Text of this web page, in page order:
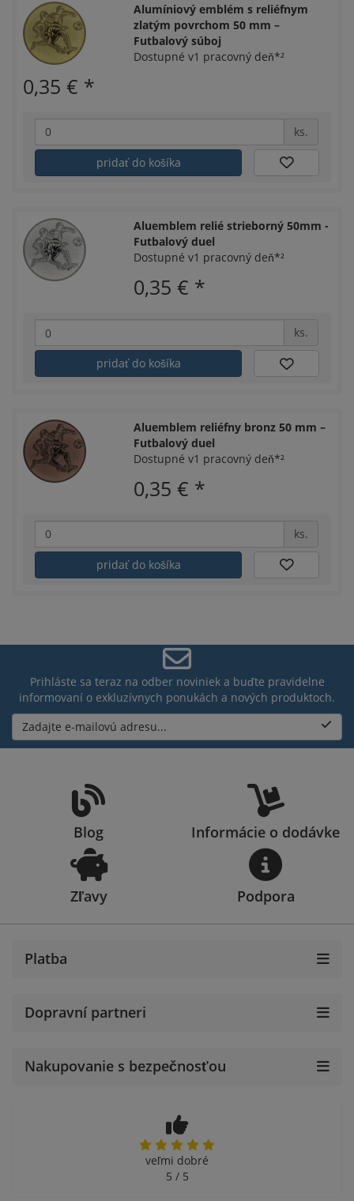
Alumíniový emblém s reliéfnym
zlatým povrchom 50 mm –
Futbalový súboj
Dostupné v1 pracovný deň*²
0,35 € *
ks.
pridať do košíka
Aluemblem relié strieborný 50mm -
Futbalový duel
Dostupné v1 pracovný deň*²
0,35 € *
ks.
pridať do košíka
Aluemblem reliéfny bronz 50 mm –
Futbalový duel
Dostupné v1 pracovný deň*²
0,35 € *
ks.
pridať do košíka
Prihláste sa teraz na odber noviniek a buďte pravidelne
informovaní o exkluzívnych ponukách a nových produktoch.
Zadajte e-mailovú adresu...
Blog Informácie o dodávke
Zľavy Podpora
Platba
Dopravní partneri
Nakupovanie s bezpečnosťou
veľmi dobré
5 / 5